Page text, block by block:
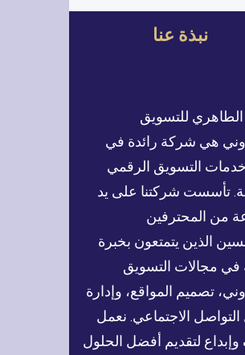
نصائح ذهبية تُعد أساس أي
موقع ويب احترافي يحقق
نبذة عنا
للتسويق
هي شركة رائدة في
التسويق الرقمي
تأسست شركتنا على يد
المحترفين
الذين يتمتعون بخبرة
مجالات التسويق
تصميم المواقع، وإدارة
الاجتماعي. نعمل
لتقديم أفضل الحلول